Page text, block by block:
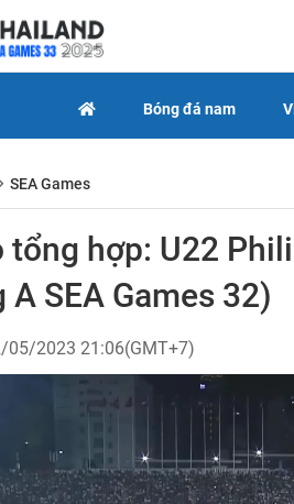
Bóng đá nam
SEA Games
tổng hợp: U22
A SEA Games 32)
05/2023 21:06(GMT+7)